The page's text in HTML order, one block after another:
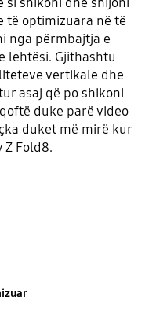
të optimizuara në të
nga përmbajtja e
lehtësi. Gjithashtu
vertikale dhe
asaj që po shikoni
duke parë video
duket më mirë kur
Z Fold8.